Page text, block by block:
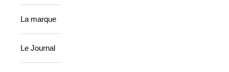
La marque
Le Journal